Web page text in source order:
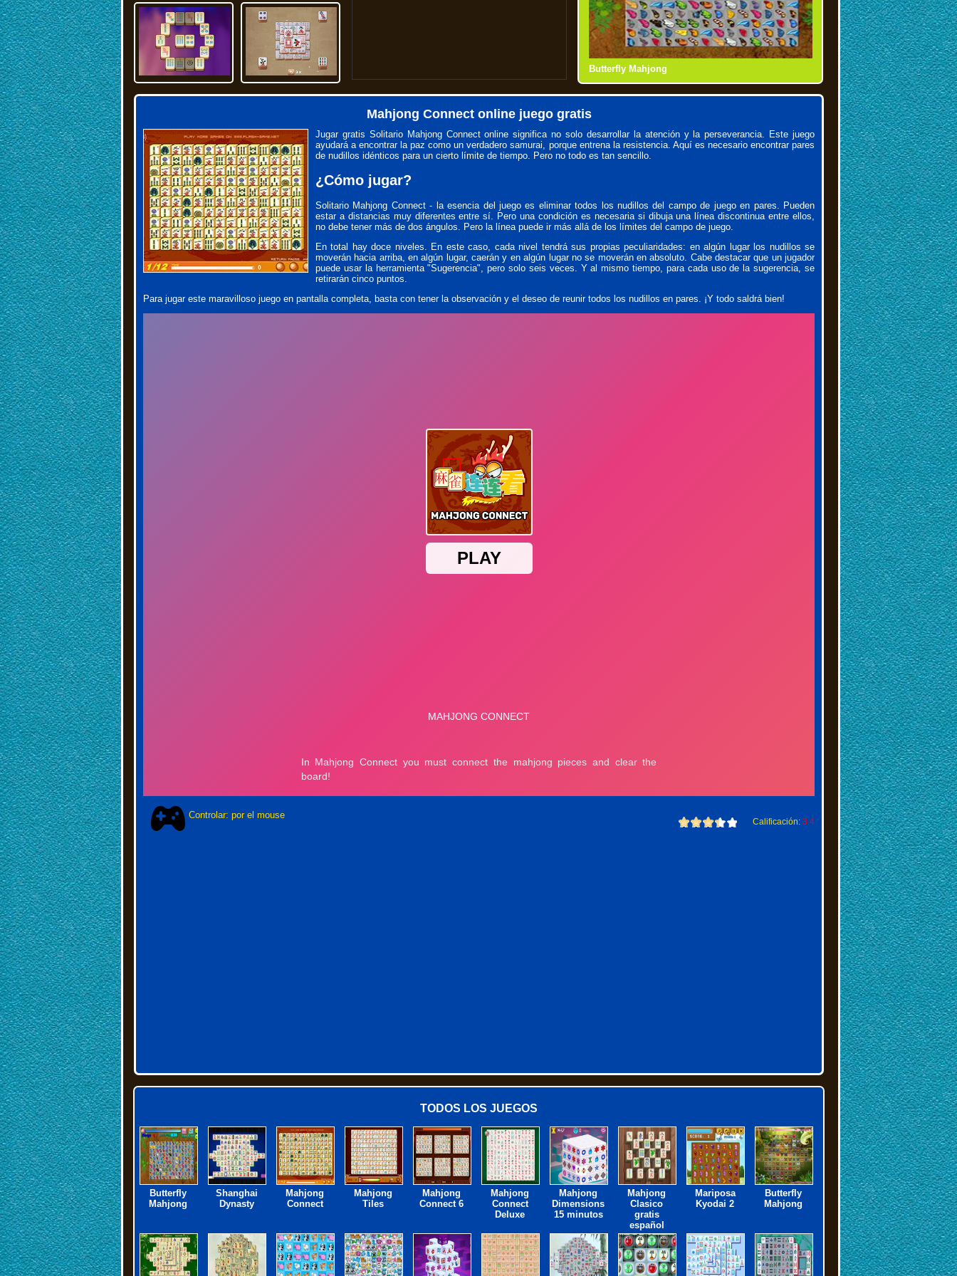
Butterfly Mahjong
Shanghai Dynasty
Mahjong Connect
Mahjong Tiles
Mahjong Connect online juego gratis
Jugar gratis Solitario Mahjong Connect online significa no solo desarrollar la atención y la perseverancia. Este juego
ayudará a encontrar la paz como un verdadero samurai, porque entrena la resistencia. Aquí es necesario encontrar pares
de nudillos idénticos para un cierto límite de tiempo. Pero no todo es tan sencillo.
¿Cómo jugar?
Solitario Mahjong Connect - la esencia del juego es eliminar todos los nudillos del campo de juego en pares. Pueden
estar a distancias muy diferentes entre sí. Pero una condición es necesaria si dibuja una línea discontinua entre ellos,
no debe tener más de dos ángulos. Pero la línea puede ir más allá de los límites del campo de juego.
En total hay doce niveles. En este caso, cada nivel tendrá sus propias peculiaridades: en algún lugar los nudillos se
moverán hacia arriba, en algún lugar, caerán y en algún lugar no se moverán en absoluto. Cabe destacar que un jugador
puede usar la herramienta "Sugerencia", pero solo seis veces. Y al mismo tiempo, para cada uso de la sugerencia, se
retirarán cinco puntos.
Para jugar este maravilloso juego en pantalla completa, basta con tener la observación y el deseo de reunir todos los nudillos en pares. ¡Y todo saldrá bien!
Controlar: por el mouse
Calificación: 3.4
TODOS LOS JUEGOS
Butterfly
Mahjong
Shanghai
Dynasty
Mahjong
Connect
Mahjong
Tiles
Mahjong
Connect 6
Mahjong
Connect
Deluxe
Mahjong
Dimensions
15 minutos
Mahjong
Clasico
gratis
español
Mariposa
Kyodai 2
Butterfly
Mahjong